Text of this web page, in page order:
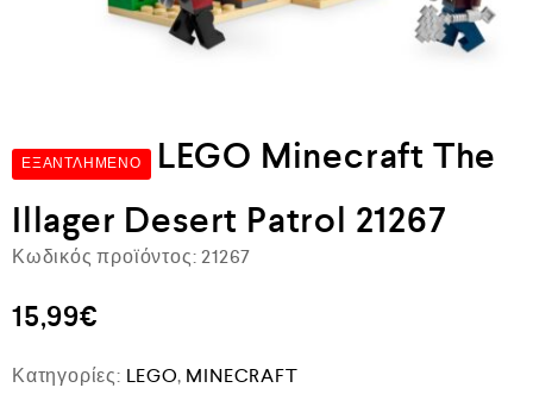
ΕΞΑΝΤΛΗΜΈΝΟ
LEGO Minecraft The
Illager Desert Patrol 21267
Κωδικός προϊόντος: 21267
15,99€
Κατηγορίες: LEGO, MINECRAFT